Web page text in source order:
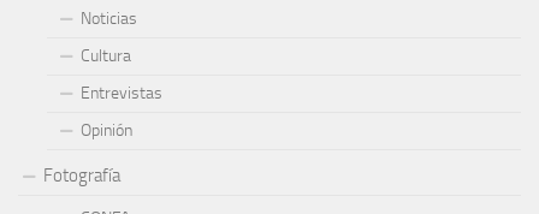
Noticias
Cultura
Entrevistas
Opinión
Fotografía